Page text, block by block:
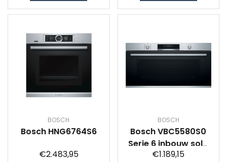
BOSCH
Bosch HNG6764S6
€2.483,95
BOSCH
Bosch VBC5580S0
Serie 6 inbouw solo
oven
€1.189,15